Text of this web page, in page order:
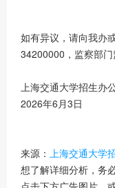
如有异议，请向我办
34200000，监察部门
上海交通大学招生办
2026年6月3日
来源： 上海交通大学
想了解详细分析，务